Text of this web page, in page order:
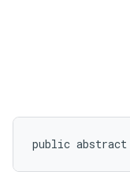
public